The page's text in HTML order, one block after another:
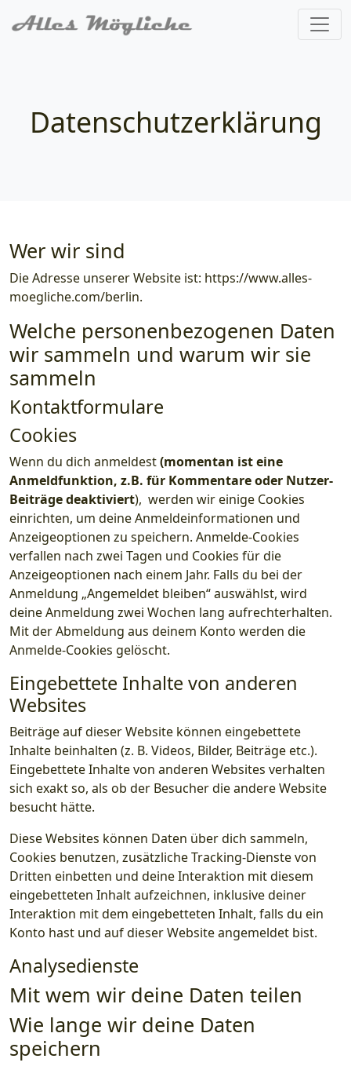
Datenschutzerklärung
Wer wir sind
Die Adresse unserer Website ist: https://www.alles-
moegliche.com/berlin.
Welche personenbezogenen Daten
wir sammeln und warum wir sie
sammeln
Kontaktformulare
Cookies
Wenn du dich anmeldest(momentan ist eine
Anmeldfunktion, z.B. für Kommentare oder Nutzer-
Beiträge deaktiviert), werden wir einige Cookies
einrichten, um deine Anmeldeinformationen und
Anzeigeoptionen zu speichern. Anmelde-Cookies
verfallen nach zwei Tagen und Cookies für die
Anzeigeoptionen nach einem Jahr. Falls du bei der
Anmeldung „Angemeldet bleiben“ auswählst, wird
deine Anmeldung zwei Wochen lang aufrechterhalten.
Mit der Abmeldung aus deinem Konto werden die
Anmelde-Cookies gelöscht.
Eingebettete Inhalte von anderen
Websites
Beiträge auf dieser Website können eingebettete
Inhalte beinhalten (z. B. Videos, Bilder, Beiträge etc.).
Eingebettete Inhalte von anderen Websites verhalten
sich exakt so, als ob der Besucher die andere Website
besucht hätte.
Diese Websites können Daten über dich sammeln,
Cookies benutzen, zusätzliche Tracking-Dienste von
Dritten einbetten und deine Interaktion mit diesem
eingebetteten Inhalt aufzeichnen, inklusive deiner
Interaktion mit dem eingebetteten Inhalt, falls du ein
Konto hast und auf dieser Website angemeldet bist.
Analysedienste
Mit wem wir deine Daten teilen
Wie lange wir deine Daten
speichern